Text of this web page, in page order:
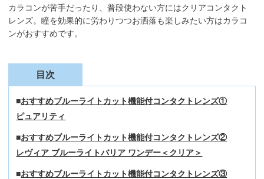
カラコンが苦手だったり、普段使わない方にはクリアコンタクト
レンズ。瞳を効果的に労わりつつお洒落も楽しみたい方はカラコ
ンがおすすめです。
目次
おすすめブルーライトカット機能付コンタクトレンズ①
ピュアリティ
おすすめブルーライトカット機能付コンタクトレンズ②
レヴィア ブルーライトバリア ワンデー＜クリア＞
おすすめブルーライトカット機能付コンタクトレンズ③